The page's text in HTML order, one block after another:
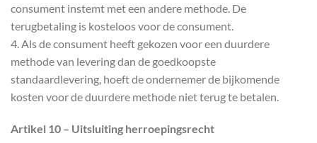
consument instemt met een andere methode. De
terugbetaling is kosteloos voor de consument.
4. Als de consument heeft gekozen voor een duurdere
methode van levering dan de goedkoopste
standaardlevering, hoeft de ondernemer de bijkomende
kosten voor de duurdere methode niet terug te betalen.
Artikel 10 – Uitsluiting herroepingsrecht